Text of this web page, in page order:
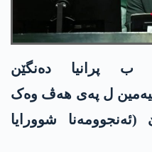
ب پرانیا دەنگێن
سێیەمین ل پەی ھەڤ وەک
(ئەنجوومەنا شوورایا